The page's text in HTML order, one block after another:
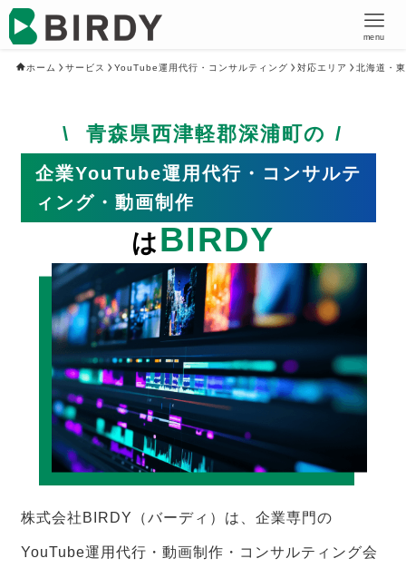
menu
ホーム サービス YouTube運用代行・コンサルティング 対応エリア 北海道・
青森県西津軽郡深浦町の
企業YouTube運用代行・コンサルテ
ィング・動画制作
はBIRDY
株式会社BIRDY（バーディ）は、企業専門の
YouTube運用代行・動画制作・コンサルティング会